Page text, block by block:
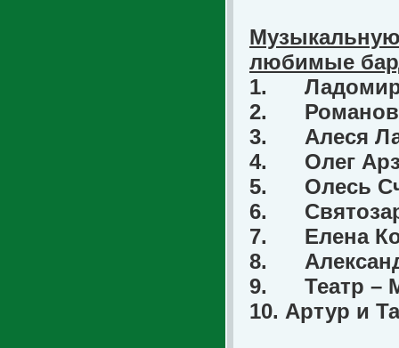
Музыкальную
любимые
1.
2.
3.
Алеся
4.
Олег
5.
Олесь
6.
7.
Елена
8.
9.
Театр –
10. Артур и